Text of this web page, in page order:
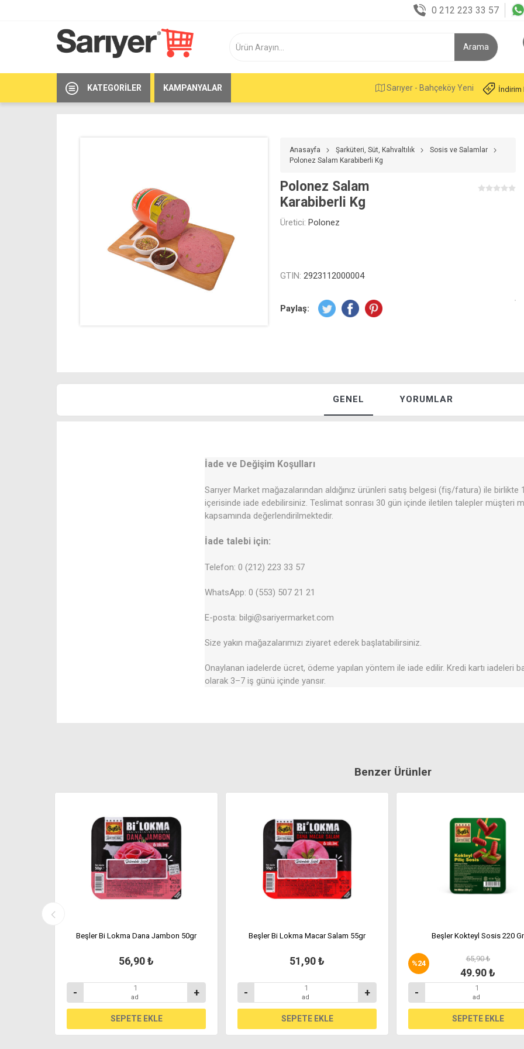
0 212 223 33 57
KATEGORILER KAMPANYALAR Sarıyer - Bahçeköy Yeni İndirim
Anasayfa Şarküteri, Süt, Kahvaltılık
Sosis ve Salamlar
Polonez Salam Karabiberli Kg
Polonez Salam
Karabiberli Kg
Üretici: Polonez
GTIN: 2923112000004
Paylaş:
GENEL YORUMLAR
İade ve Değişim Koşulları
Sarıyer Market mağazalarından aldığınız ürünleri satış belgesi (fiş/fatura) ile birlikte
içerisinde iade edebilirsiniz. Teslimat sonrası 30 gün içinde iletilen talepler müşteri
kapsamında değerlendirilmektedir.
İade talebi için:
Telefon: 0 (212) 223 33 57
WhatsApp: 0 (553) 507 21 21
E-posta: bilgi@sariyermarket.com
Size yakın mağazalarımızı ziyaret ederek başlatabilirsiniz.
Onaylanan iadelerde ücret, ödeme yapılan yöntem ile iade edilir. Kredi kartı iadeleri
olarak 3–7 iş günü içinde yansır.
Benzer Ürünler
Beşler Bi Lokma Dana Jambon 50gr
56,90 ₺
- ad +
Beşler Bi Lokma Macar Salam 55gr
51,90 ₺
- ad +
Beşler Kokteyl Sosis 220 Gr
%24
65,90 ₺
49,90 ₺
-
ad